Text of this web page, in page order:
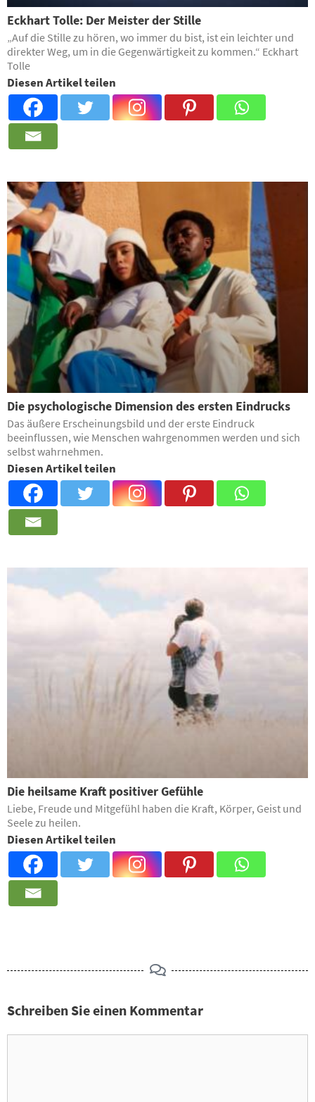
Eckhart Tolle: Der Meister der Stille
„Auf die Stille zu hören, wo immer du bist, ist ein leichter und
direkter Weg, um in die Gegenwärtigkeit zu kommen.“ Eckhart
Tolle
Diesen Artikel teilen
Die psychologische Dimension des ersten Eindrucks
Das äußere Erscheinungsbild und der erste Eindruck
beeinflussen, wie Menschen wahrgenommen werden und sich
selbst wahrnehmen.
Diesen Artikel teilen
Die heilsame Kraft positiver Gefühle
Liebe, Freude und Mitgefühl haben die Kraft, Körper, Geist und
Seele zu heilen.
Diesen Artikel teilen
Schreiben Sie einen Kommentar